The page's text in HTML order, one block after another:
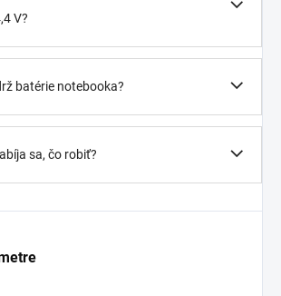
V?
batérie notebooka?
sa, čo robiť?